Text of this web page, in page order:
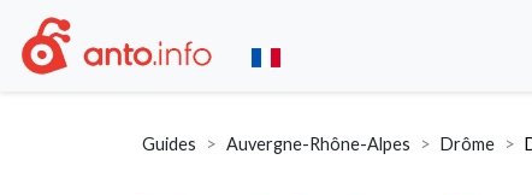
Guides Auvergne-Rhône-Alpes Drôme